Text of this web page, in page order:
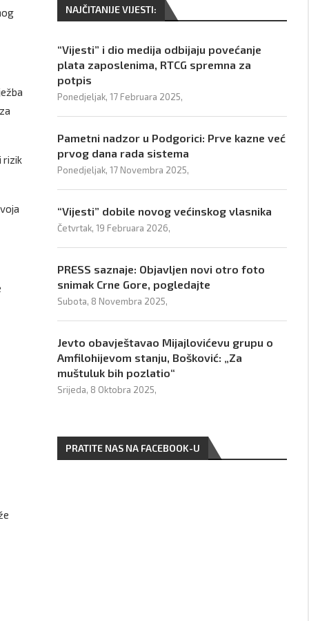
rizik
NAJČITANIJE VIJESTI:
“Vijesti” i dio medija odbijaju povećanje
plata zaposlenima, RTCG spremna za
potpis
Ponedjeljak, 17 Februara 2025,
Pametni nadzor u Podgorici: Prve kazne već
prvog dana rada sistema
Ponedjeljak, 17 Novembra 2025,
“Vijesti” dobile novog većinskog vlasnika
Četvrtak, 19 Februara 2026,
PRESS saznaje: Objavljen novi otro foto
snimak Crne Gore, pogledajte
Subota, 8 Novembra 2025,
Jevto obavještavao Mijajlovićevu grupu o
Amfilohijevom stanju, Bošković: „Za
muštuluk bih pozlatio“
Srijeda, 8 Oktobra 2025,
PRATITE NAS NA FACEBOOK-U